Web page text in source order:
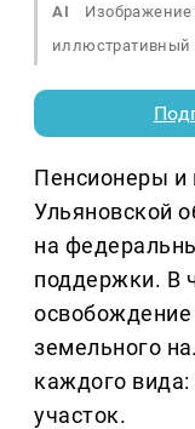
AI
иллюстративный
Пенсионеры и
Ульяновской
на
поддержки. В
земельного
каждого вида:
участок.